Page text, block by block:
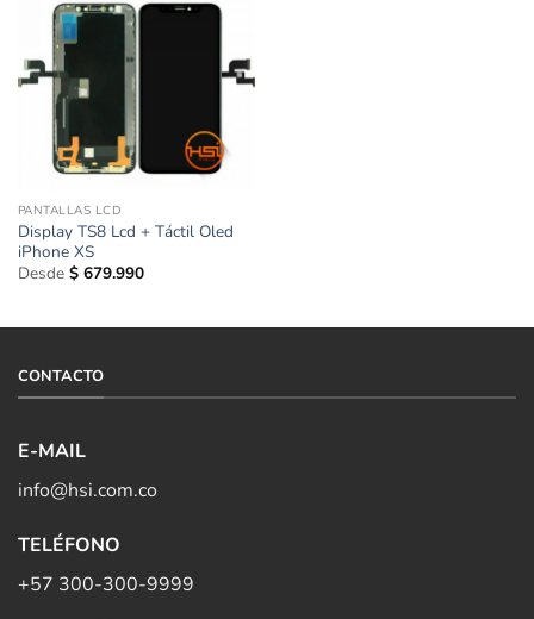
PANTALLAS LCD
Display TS8 Lcd + Táctil Oled
iPhone XS
Desde $679.990
CONTACTO
E-MAIL
info@hsi.com.co
TELÉFONO
+57 300-300-9999